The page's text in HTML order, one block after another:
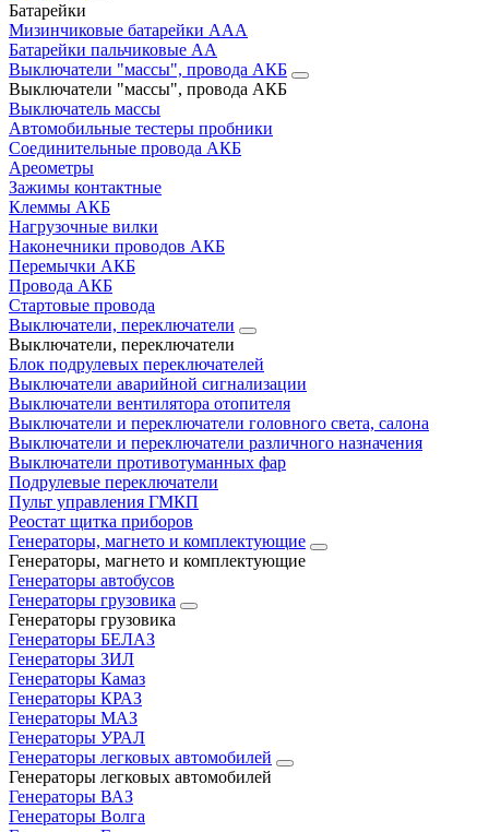
Батарейки
Мизинчиковые батарейки AAA
Батарейки пальчиковые АА
Выключатели "массы", провода АКБ
Выключатели "массы", провода АКБ
Выключатель массы
Автомобильные тестеры пробники
Соединительные провода АКБ
Ареометры
Зажимы контактные
Клеммы АКБ
Нагрузочные вилки
Наконечники проводов АКБ
Перемычки АКБ
Провода АКБ
Стартовые провода
Выключатели, переключатели
Выключатели, переключатели
Блок подрулевых переключателей
Выключатели аварийной сигнализации
Выключатели вентилятора отопителя
Выключатели и переключатели головного света, салона
Выключатели и переключатели различного назначения
Выключатели противотуманных фар
Подрулевые переключатели
Пульт управления ГМКП
Реостат щитка приборов
Генераторы, магнето и комплектующие
Генераторы, магнето и комплектующие
Генераторы автобусов
Генераторы грузовика
Генераторы грузовика
Генераторы БЕЛАЗ
Генераторы ЗИЛ
Генераторы Камаз
Генераторы КРАЗ
Генераторы МАЗ
Генераторы УРАЛ
Генераторы легковых автомобилей
Генераторы легковых автомобилей
Генераторы ВАЗ
Генераторы Волга